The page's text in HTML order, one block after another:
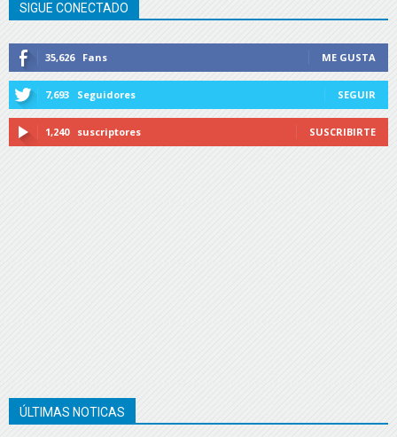
SIGUE CONECTADO
35,626 Fans ME GUSTA
7,693 Seguidores SEGUIR
1,240 suscriptores SUSCRIBIRTE
ÚLTIMAS NOTICAS